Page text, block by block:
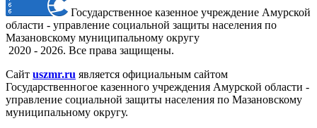
Государственное казенное учреждение Амурской
области - управление социальной защиты населения по
Мазановскому муниципальному округу
2020 - 2026. Все права защищены.
Сайт uszmr.ru является официальным сайтом
Государственногое казенного учреждения Амурской области -
управление социальной защиты населения по Мазановскому
муниципальному округу.